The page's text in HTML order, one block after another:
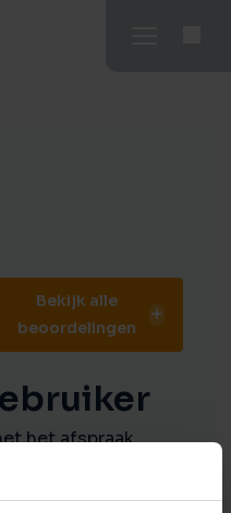
Bekijk alle
beoordelingen
het afspraak
Communicatie